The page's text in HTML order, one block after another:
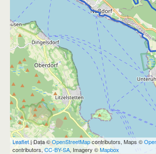
Leaflet| Data ©OpenStreetMapcontributors, Maps ©
contributors, CC-BY-SA, Imagery ©Mapbox